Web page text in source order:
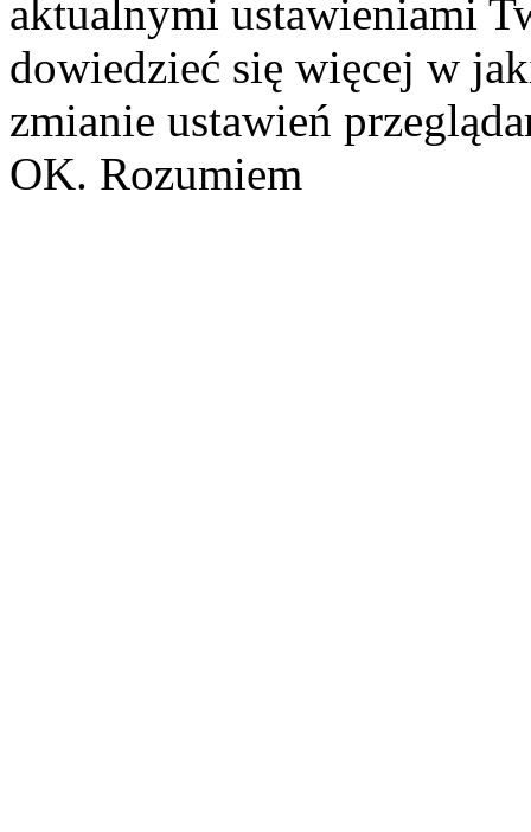
aktualnymi ustawieniami
dowiedzieć się więcej w
zmianie ustawień
OK. Rozumiem